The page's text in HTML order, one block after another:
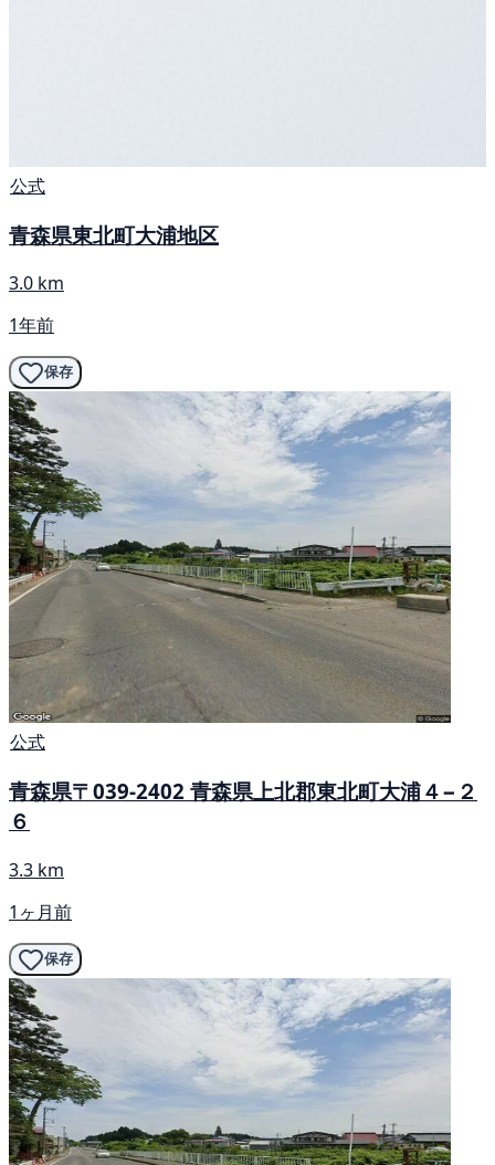
公式
青森県東北町大浦地区
3.0 km
1年前
保存
公式
青森県〒039-2402 青森県上北郡東北町大浦４−２
６
3.3 km
1ヶ月前
保存